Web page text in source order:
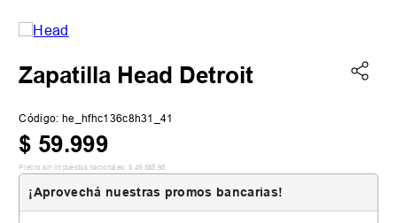
5. zapatillas adidas
Zapatilla Head Detroit
Código: he_hfhc136c8h31_41
$ 59.999
Precio sin impuestos nacionales: $ 49 585 95
¡Aprovechá nuestras promos bancarias!